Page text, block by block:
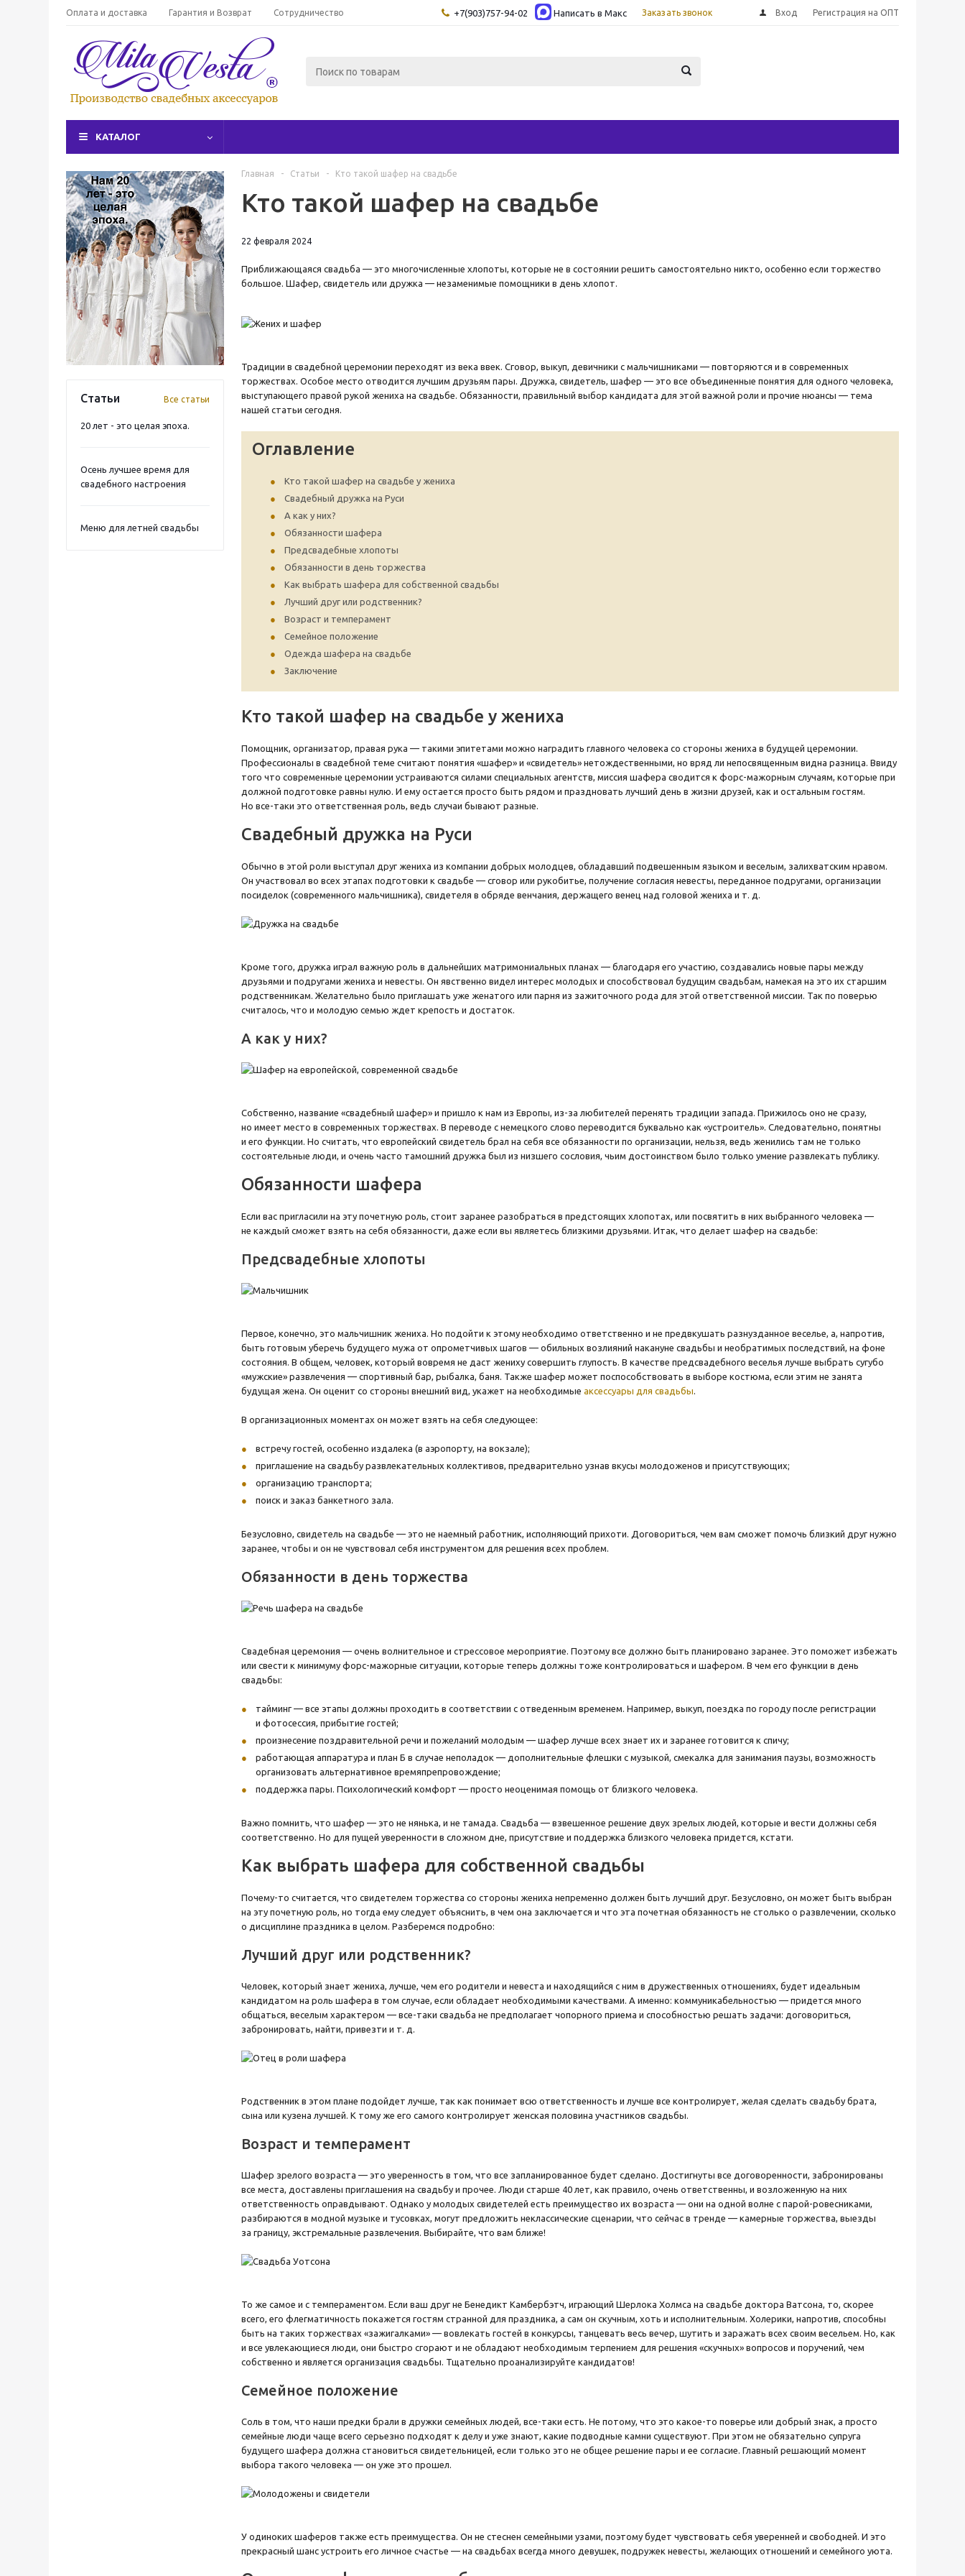
Оплата и доставка Гарантия и Возврат Сотрудничество +7(903)757-94-02 Написать в Maкс Заказать звонок Вход Регистрация на ОПТ
КАТАЛОГ
Статьи Все статьи
20 лет - это целая эпоха.
Осень лучшее время для
свадебного настроения
Меню для летней свадьбы
Главная - Статьи - Кто такой шафер на свадьбе
Кто такой шафер на свадьбе
22 февраля 2024
Приближающаяся свадьба — это многочисленные хлопоты, которые не в состоянии решить самостоятельно никто, особенно если торжество
большое. Шафер, свидетель или дружка — незаменимые помощники в день хлопот.
Традиции в свадебной церемонии переходят из века ввек. Сговор, выкуп, девичники с мальчишниками — повторяются и в современных
торжествах. Особое место отводится лучшим друзьям пары. Дружка, свидетель, шафер — это все объединенные понятия для одного человека,
выступающего правой рукой жениха на свадьбе. Обязанности, правильный выбор кандидата для этой важной роли и прочие нюансы — тема
нашей статьи сегодня.
Оглавление
Кто такой шафер на свадьбе у жениха
Свадебный дружка на Руси
А как у них?
Обязанности шафера
Предсвадебные хлопоты
Обязанности в день торжества
Как выбрать шафера для собственной свадьбы
Лучший друг или родственник?
Возраст и темперамент
Семейное положение
Одежда шафера на свадьбе
Заключение
Кто такой шафер на свадьбе у жениха
Помощник, организатор, правая рука — такими эпитетами можно наградить главного человека со стороны жениха в будущей церемонии.
Профессионалы в свадебной теме считают понятия «шафер» и «свидетель» нетождественными, но вряд ли непосвященным видна разница. Ввиду
того что современные церемонии устраиваются силами специальных агентств, миссия шафера сводится к форс-мажорным случаям, которые при
должной подготовке равны нулю. И ему остается просто быть рядом и праздновать лучший день в жизни друзей, как и остальным гостям.
Но все-таки это ответственная роль, ведь случаи бывают разные.
Свадебный дружка на Руси
Обычно в этой роли выступал друг жениха из компании добрых молодцев, обладавший подвешенным языком и веселым, залихватским нравом.
Он участвовал во всех этапах подготовки к свадьбе — сговор или рукобитье, получение согласия невесты, переданное подругами, организации
посиделок (современного мальчишника), свидетеля в обряде венчания, держащего венец над головой жениха и т. д.
Кроме того, дружка играл важную роль в дальнейших матримониальных планах — благодаря его участию, создавались новые пары между
друзьями и подругами жениха и невесты. Он явственно видел интерес молодых и способствовал будущим свадьбам, намекая на это их старшим
родственникам. Желательно было приглашать уже женатого или парня из зажиточного рода для этой ответственной миссии. Так по поверью
считалось, что и молодую семью ждет крепость и достаток.
А как у них?
Собственно, название «свадебный шафер» и пришло к нам из Европы, из-за любителей перенять традиции запада. Прижилось оно не сразу,
но имеет место в современных торжествах. В переводе с немецкого слово переводится буквально как «устроитель». Следовательно, понятны
и его функции. Но считать, что европейский свидетель брал на себя все обязанности по организации, нельзя, ведь женились там не только
состоятельные люди, и очень часто тамошний дружка был из низшего сословия, чьим достоинством было только умение развлекать публику.
Обязанности шафера
Если вас пригласили на эту почетную роль, стоит заранее разобраться в предстоящих хлопотах, или посвятить в них выбранного человека —
не каждый сможет взять на себя обязанности, даже если вы являетесь близкими друзьями. Итак, что делает шафер на свадьбе:
Предсвадебные хлопоты
Первое, конечно, это мальчишник жениха. Но подойти к этому необходимо ответственно и не предвкушать разнузданное веселье, а, напротив,
быть готовым уберечь будущего мужа от опрометчивых шагов — обильных возлияний накануне свадьбы и необратимых последствий, на фоне
состояния. В общем, человек, который вовремя не даст жениху совершить глупость. В качестве предсвадебного веселья лучше выбрать сугубо
«мужские» развлечения — спортивный бар, рыбалка, баня. Также шафер может поспособствовать в выборе костюма, если этим не занята
будущая жена. Он оценит со стороны внешний вид, укажет на необходимые аксессуары для свадьбы.
В организационных моментах он может взять на себя следующее:
встречу гостей, особенно издалека (в аэропорту, на вокзале);
приглашение на свадьбу развлекательных коллективов, предварительно узнав вкусы молодоженов и присутствующих;
организацию транспорта;
поиск и заказ банкетного зала.
Безусловно, свидетель на свадьбе — это не наемный работник, исполняющий прихоти. Договориться, чем вам сможет помочь близкий друг нужно
заранее, чтобы и он не чувствовал себя инструментом для решения всех проблем.
Обязанности в день торжества
Свадебная церемония — очень волнительное и стрессовое мероприятие. Поэтому все должно быть планировано заранее. Это поможет избежать
или свести к минимуму форс-мажорные ситуации, которые теперь должны тоже контролироваться и шафером. В чем его функции в день
свадьбы:
тайминг — все этапы должны проходить в соответствии с отведенным временем. Например, выкуп, поездка по городу после регистрации
и фотосессия, прибытие гостей;
произнесение поздравительной речи и пожеланий молодым — шафер лучше всех знает их и заранее готовится к спичу;
работающая аппаратура и план Б в случае неполадок — дополнительные флешки с музыкой, смекалка для занимания паузы, возможность
организовать альтернативное времяпрепровождение;
поддержка пары. Психологический комфорт — просто неоценимая помощь от близкого человека.
Важно помнить, что шафер — это не нянька, и не тамада. Свадьба — взвешенное решение двух зрелых людей, которые и вести должны себя
соответственно. Но для пущей уверенности в сложном дне, присутствие и поддержка близкого человека придется, кстати.
Как выбрать шафера для собственной свадьбы
Почему-то считается, что свидетелем торжества со стороны жениха непременно должен быть лучший друг. Безусловно, он может быть выбран
на эту почетную роль, но тогда ему следует объяснить, в чем она заключается и что эта почетная обязанность не столько о развлечении, сколько
о дисциплине праздника в целом. Разберемся подробно:
Лучший друг или родственник?
Человек, который знает жениха, лучше, чем его родители и невеста и находящийся с ним в дружественных отношениях, будет идеальным
кандидатом на роль шафера в том случае, если обладает необходимыми качествами. А именно: коммуникабельностью — придется много
общаться, веселым характером — все-таки свадьба не предполагает чопорного приема и способностью решать задачи: договориться,
забронировать, найти, привезти и т. д.
Родственник в этом плане подойдет лучше, так как понимает всю ответственность и лучше все контролирует, желая сделать свадьбу брата,
сына или кузена лучшей. К тому же его самого контролирует женская половина участников свадьбы.
Возраст и темперамент
Шафер зрелого возраста — это уверенность в том, что все запланированное будет сделано. Достигнуты все договоренности, забронированы
все места, доставлены приглашения на свадьбу и прочее. Люди старше 40 лет, как правило, очень ответственны, и возложенную на них
ответственность оправдывают. Однако у молодых свидетелей есть преимущество их возраста — они на одной волне с парой-ровесниками,
разбираются в модной музыке и тусовках, могут предложить неклассические сценарии, что сейчас в тренде — камерные торжества, выезды
за границу, экстремальные развлечения. Выбирайте, что вам ближе!
То же самое и с темпераментом. Если ваш друг не Бенедикт Камбербэтч, играющий Шерлока Холмса на свадьбе доктора Ватсона, то, скорее
всего, его флегматичность покажется гостям странной для праздника, а сам он скучным, хоть и исполнительным. Холерики, напротив, способны
быть на таких торжествах «зажигалками» — вовлекать гостей в конкурсы, танцевать весь вечер, шутить и заражать всех своим весельем. Но, как
и все увлекающиеся люди, они быстро сгорают и не обладают необходимым терпением для решения «скучных» вопросов и поручений, чем
собственно и является организация свадьбы. Тщательно проанализируйте кандидатов!
Семейное положение
Соль в том, что наши предки брали в дружки семейных людей, все-таки есть. Не потому, что это какое-то поверье или добрый знак, а просто
семейные люди чаще всего серьезно подходят к делу и уже знают, какие подводные камни существуют. При этом не обязательно супруга
будущего шафера должна становиться свидетельницей, если только это не общее решение пары и ее согласие. Главный решающий момент
выбора такого человека — он уже это прошел.
У одиноких шаферов также есть преимущества. Он не стеснен семейными узами, поэтому будет чувствовать себя уверенней и свободней. И это
прекрасный шанс устроить его личное счастье — на свадьбах всегда много девушек, подружек невесты, желающих отношений и семейного уюта.